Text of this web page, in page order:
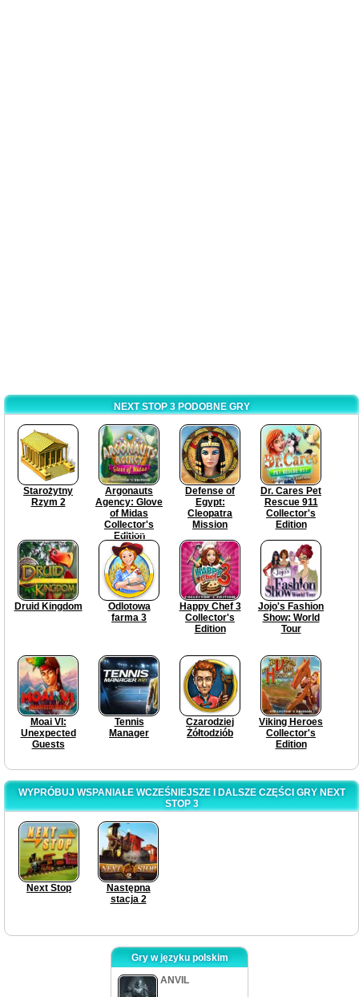
NEXT STOP 3 PODOBNE GRY
Starożytny
Rzym 2
Argonauts
Agency: Glove
of Midas
Collector's
Edition
Defense of
Egypt:
Cleopatra
Mission
Dr. Cares Pet
Rescue 911
Collector's
Edition
Druid Kingdom
Odlotowa
farma 3
Happy Chef 3
Collector's
Edition
Jojo's Fashion
Show: World
Tour
Moai VI:
Unexpected
Guests
Tennis
Manager
Czarodziej
Żółtodziób
Viking Heroes
Collector's
Edition
WYPRÓBUJ WSPANIAŁE WCZEŚNIEJSZE I DALSZE CZĘŚCI GRY NEXT
STOP 3
Next Stop
Następna
stacja 2
Gry w języku polskim
ANVIL